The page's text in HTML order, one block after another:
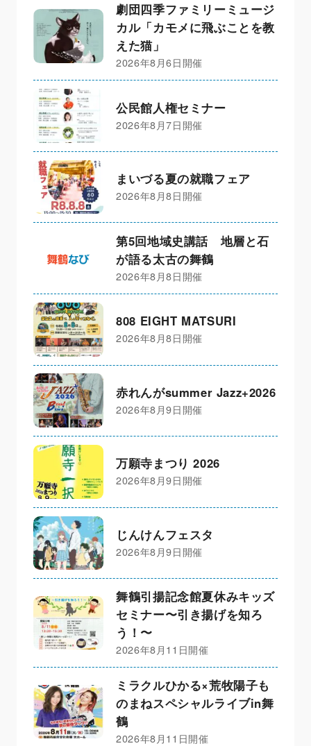
劇団四季ファミリーミュージ
カル「カモメに飛ぶことを教
えた猫」
2026年8月6日開催
公民館人権セミナー
2026年8月7日開催
まいづる夏の就職フェア
2026年8月8日開催
第5回地域史講話 地層と石
が語る太古の舞鶴
2026年8月8日開催
808 EIGHT MATSURI
2026年8月8日開催
赤れんがsummer Jazz+2026
2026年8月9日開催
万願寺まつり 2026
2026年8月9日開催
じんけんフェスタ
2026年8月9日開催
舞鶴引揚記念館夏休みキッズ
セミナー〜引き揚げを知ろ
う！〜
2026年8月11日開催
ミラクルひかる×荒牧陽子も
のまねスペシャルライブin舞
鶴
2026年8月11日開催